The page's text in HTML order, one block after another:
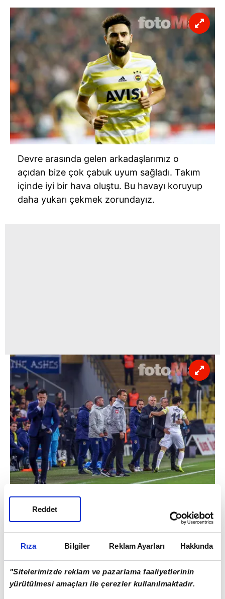
Rıza Bilgiler Reklam Ayarları Hakkında
"Sitelerimizde reklam ve pazarlama faaliyetlerinin
yürütülmesi amaçları ile çerezler kullanılmaktadır.
Reddet
Devre arasında gelen arkadaşlarımız o
açıdan bize çok çabuk uyum sağladı. Takım
içinde iyi bir hava oluştu. Bu havayı koruyup
daha yukarı çekmek zorundayız.
Gurbetçi sayısı artıyor Fenerbahçe'de. Bu
konudaki yorumun?
büyük takıma son derece uygun.